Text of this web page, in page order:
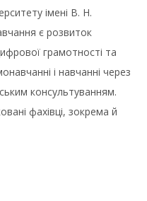
імені В. Н.
є розвиток
грамотності та
і навчанні через
консультуванням.
фахівці, зокрема й